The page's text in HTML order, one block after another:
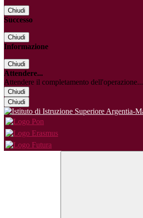
Chiudi
Successo
Chiudi
Informazione
Chiudi
Attendere...
Attendere il completamento dell'operazione...
Chiudi
Chiudi